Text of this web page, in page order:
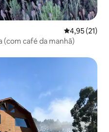
4,95 de uma
4,95 (21)
Casa Celeiro Flores no Pampa (com café da manhã)
hóspedes